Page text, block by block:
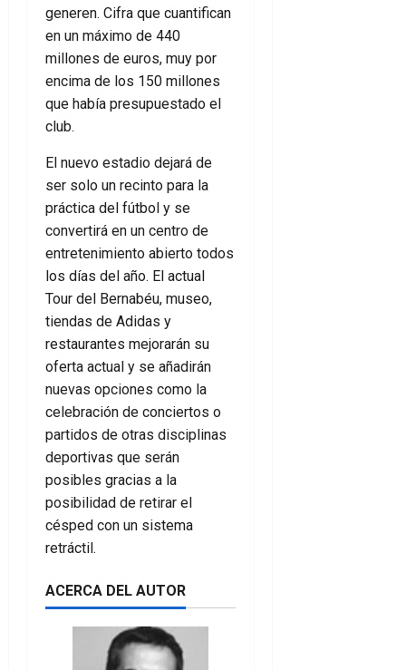
generen. Cifra que cuantifican
en un máximo de 440
millones de euros, muy por
encima de los 150 millones
que había presupuestado el
club.
El nuevo estadio dejará de
ser solo un recinto para la
práctica del fútbol y se
convertirá en un centro de
entretenimiento abierto todos
los días del año. El actual
Tour del Bernabéu, museo,
tiendas de Adidas y
restaurantes mejorarán su
oferta actual y se añadirán
nuevas opciones como la
celebración de conciertos o
partidos de otras disciplinas
deportivas que serán
posibles gracias a la
posibilidad de retirar el
césped con un sistema
retráctil.
ACERCA DEL AUTOR